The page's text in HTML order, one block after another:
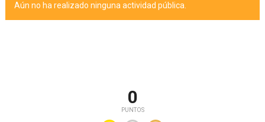
Aún no ha realizado ninguna actividad pública.
0
PUNTOS